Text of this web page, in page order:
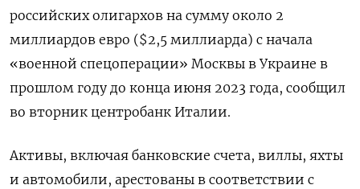
российских олигархов на сумму около 2
миллиардов евро ($2,5 миллиарда) с начала
«военной спецоперации» Москвы в Украине в
прошлом году до конца июня 2023 года, сообщил
во вторник центробанк Италии.
Активы, включая банковские счета, виллы, яхты
и автомобили, арестованы в соответствии с